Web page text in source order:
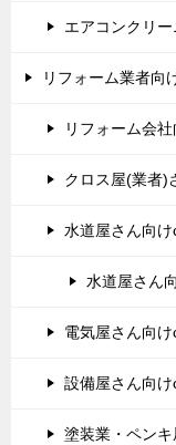
エアコンクリ
リフォーム業者向
リフォーム会
クロス屋(業者)
水道屋さん向
水道屋さん
電気屋さん向
設備屋さん向
塗装業・ペン